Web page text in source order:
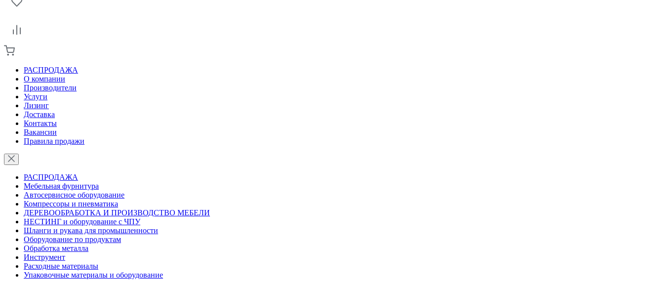
РАСПРОДАЖА
О компании
Производители
Услуги
Лизинг
Доставка
Контакты
Вакансии
Правила продажи
РАСПРОДАЖА
Мебельная фурнитура
Автосервисное оборудование
Компрессоры и пневматика
ДЕРЕВООБРАБОТКА И ПРОИЗВОДСТВО МЕБЕЛИ
НЕСТИНГ и оборудование с ЧПУ
Шланги и рукава для промышленности
Оборудование по продуктам
Обработка металла
Инструмент
Расходные материалы
Упаковочные материалы и оборудование